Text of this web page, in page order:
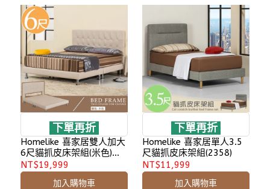
下單再折
Homelike 喜家居雙人加大
6尺貓抓皮床架組(米色)
(1952)
NT$19,999
加入購物車
下單再折
Homelike 喜家居單人3.5
尺貓抓皮床架組(2358)
NT$11,999
加入購物車